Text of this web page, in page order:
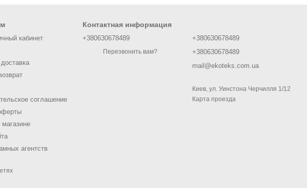
кабинет
соглашение
агентств
Контактная информация
+380630678489
Перезвонить вам?
+380630678489
+380630678489
mail@ekoteks.com.ua
Киев, ул. Уинстона Черчилля 1/12
Карта проезда